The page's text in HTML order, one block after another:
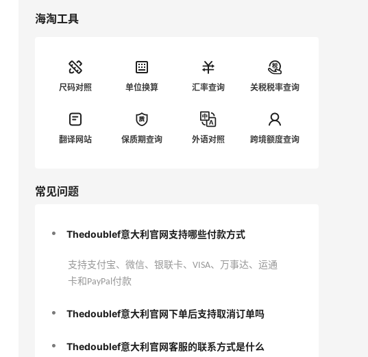
海淘工具
尺码对照 单位换算 汇率查询 关税税率查询
翻译网站 保质期查询 外语对照 跨境额度查询
常见问题
Thedoublef意大利官网支持哪些付款方式
支持支付宝、微信、银联卡、VISA、万事达、运通
卡和PayPal付款
Thedoublef意大利官网下单后支持取消订单吗
Thedoublef意大利官网客服的联系方式是什么